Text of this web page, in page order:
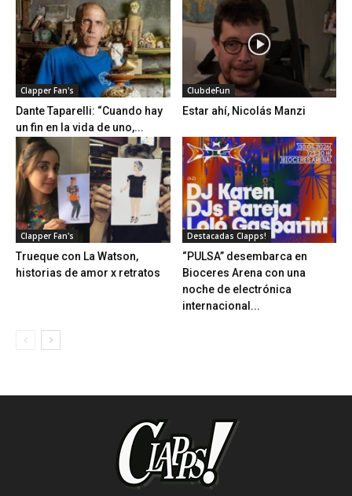
Clapper Fan's
Dante Taparelli: “Cuando hay
un fin en la vida de uno,...
ClubdeFun
Estar ahí, Nicolás Manzi
Clapper Fan's
Trueque con La Watson,
historias de amor x retratos
Destacadas Clapps!
“PULSA” desembarca en
Bioceres Arena con una
noche de electrónica
internacional...